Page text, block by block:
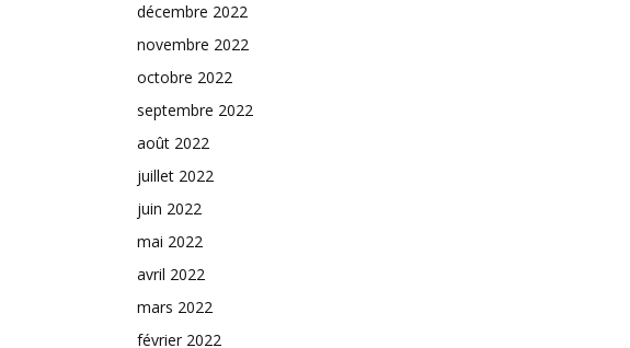
décembre 2022
novembre 2022
octobre 2022
septembre 2022
août 2022
juillet 2022
juin 2022
mai 2022
avril 2022
mars 2022
février 2022